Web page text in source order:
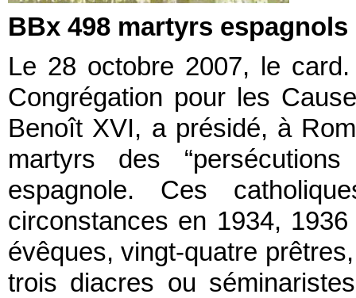
BBx 498 martyrs espagnols
Le 28 octobre 2007, le
Congrégation pour les
Benoît XVI, a présidé, à
martyrs des
espagnole. Ces
circonstances en 1934,
évêques, vingt-quatre
trois diacres ou